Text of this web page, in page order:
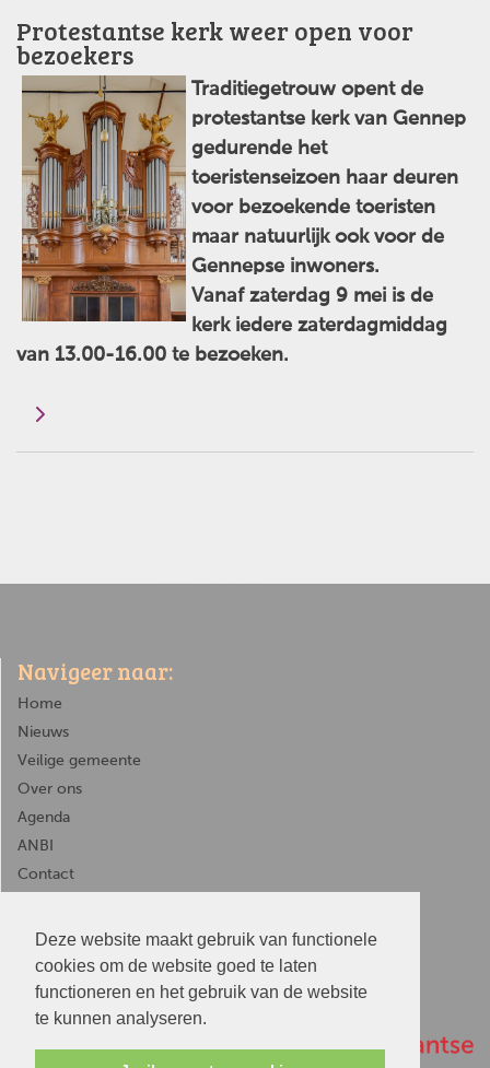
Deze website maakt gebruik van functionele
cookies om de website goed te laten
functioneren en het gebruik van de website
te kunnen analyseren.
Protestantse kerk weer open voor
bezoekers
Traditiegetrouw opent de
protestantse kerk van Gennep
gedurende het
toeristenseizoen haar deuren
voor bezoekende toeristen
maar natuurlijk ook voor de
Gennepse inwoners.
Vanaf zaterdag 9 mei is de
kerk iedere zaterdagmiddag
van 13.00-16.00 te bezoeken.
Navigeer naar:
Home
Nieuws
Veilige gemeente
Over ons
Agenda
ANBI
Contact
menu